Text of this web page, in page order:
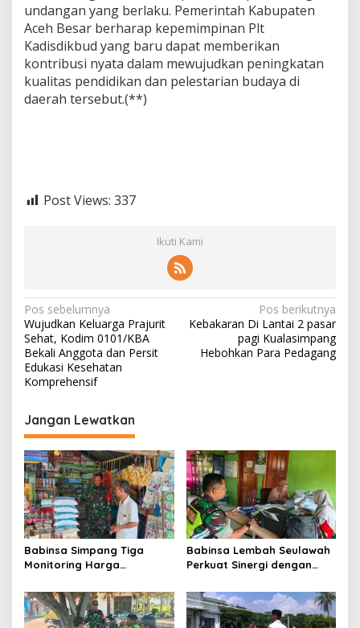
undangan yang berlaku. Pemerintah Kabupaten
Aceh Besar berharap kepemimpinan Plt
Kadisdikbud yang baru dapat memberikan
kontribusi nyata dalam mewujudkan peningkatan
kualitas pendidikan dan pelestarian budaya di
daerah tersebut.(**)
Post Views: 337
Ikuti Kami
N
a
v
i
a
s
i
p
o
s
Pos sebelumnya
Wujudkan Keluarga Prajurit
Sehat, Kodim 0101/KBA
Bekali Anggota dan Persit
Edukasi Kesehatan
Komprehensif
Pos berikutnya
Kebakaran Di Lantai 2 pasar
pagi Kualasimpang
Hebohkan Para Pedagang
Jangan Lewatkan
Babinsa Simpang Tiga
Monitoring Harga
Stabilitas dan
Ketersediaan Bahan Pokok
Babinsa Lembah Seulawah
Perkuat Sinergi dengan
Pencegahan Kenakalan
Remaja dan Bahaya
Narkoba